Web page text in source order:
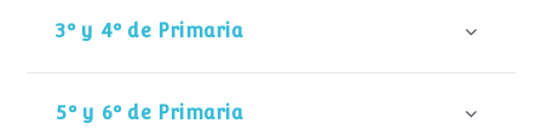
3º y 4º de Primaria
5º y 6º de Primaria